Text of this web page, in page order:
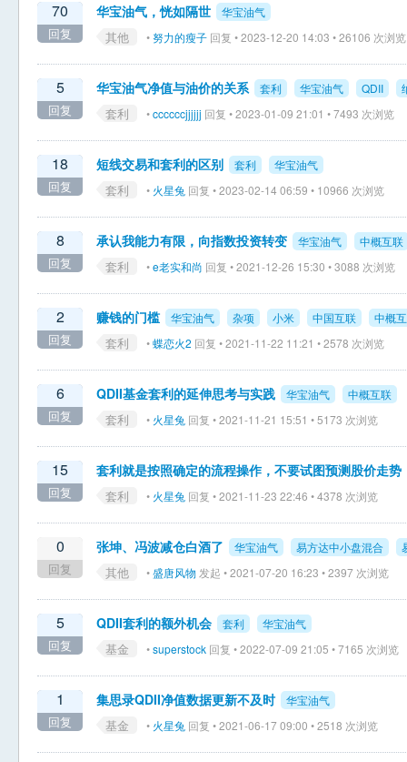
70
回复
华宝油气，恍如隔世 华宝油气
其他 •努力的瘦子 回复 • 2023-12-20 14:03 • 26106 次浏览
5
回复
华宝油气净值与油价的关系 套利 华宝油气 QDII
套利 •ccccccjjjjjj 回复 • 2023-01-09 21:01 • 7493 次浏览
18
回复
短线交易和套利的区别 套利 华宝油气
套利 • 火星兔 回复 • 2023-02-14 06:59 • 10966 次浏览
8
回复
承认我能力有限，向指数投资转变 华宝油气 中概互联
套利 •e老实和尚 回复 • 2021-12-26 15:30 • 3088 次浏览
2
回复
赚钱的门槛 华宝油气 杂项 小米 中国互联 中概
套利 •蝶恋火2 回复 • 2021-11-22 11:21 • 2578 次浏览
6
回复
QDII基金套利的延伸思考与实践 华宝油气 中概互联
套利 • 火星兔 回复 • 2021-11-21 15:51 • 5173 次浏览
15
回复
套利就是按照确定的流程操作，不要试图预测股价走势
套利 • 火星兔 回复 • 2021-11-23 22:46 • 4378 次浏览
0
回复
张坤、冯波减仓白酒了 华宝油气 易方达中小盘混合
其他 •盛唐风物 发起 • 2021-07-20 16:23 • 2397 次浏览
5
回复
QDII套利的额外机会 套利 华宝油气
基金 •superstock 回复 • 2022-07-09 21:05 • 7165 次浏览
1
回复
集思录QDII净值数据更新不及时 华宝油气
基金 • 火星兔 回复 • 2021-06-17 09:00 • 2518 次浏览